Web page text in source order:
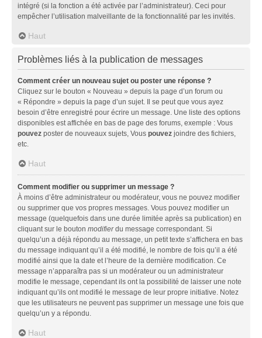
intégré (si la fonction a été activée par l’administrateur). Ceci pour
empêcher l’utilisation malveillante de la fonctionnalité par les invités.
Haut
Problèmes liés à la publication de messages
Comment créer un nouveau sujet ou poster une réponse ?
Cliquez sur le bouton « Nouveau » depuis la page d’un forum ou
« Répondre » depuis la page d’un sujet. Il se peut que vous ayez
besoin d’être enregistré pour écrire un message. Une liste des options
disponibles est affichée en bas de page des forums, exemple : Vous
pouvez poster de nouveaux sujets, Vous pouvez joindre des fichiers,
etc.
Haut
Comment modifier ou supprimer un message ?
À moins d’être administrateur ou modérateur, vous ne pouvez modifier
ou supprimer que vos propres messages. Vous pouvez modifier un
message (quelquefois dans une durée limitée après sa publication) en
cliquant sur le bouton modifierdu message correspondant. Si
quelqu’un a déjà répondu au message, un petit texte s’affichera en bas
du message indiquant qu’il a été modifié, le nombre de fois qu’il a été
modifié ainsi que la date et l’heure de la dernière modification. Ce
message n’apparaîtra pas si un modérateur ou un administrateur
modifie le message, cependant ils ont la possibilité de laisser une note
indiquant qu’ils ont modifié le message de leur propre initiative. Notez
que les utilisateurs ne peuvent pas supprimer un message une fois que
quelqu’un y a répondu.
Haut